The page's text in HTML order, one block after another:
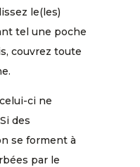
le(les)
tel une poche
couvrez toute
ci ne
des
se forment à
par le